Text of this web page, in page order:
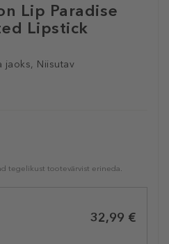
Lip Paradise
Lipstick
jaoks, Niisutav
5st
tegelikust tootevärvist erineda.
32,99 €